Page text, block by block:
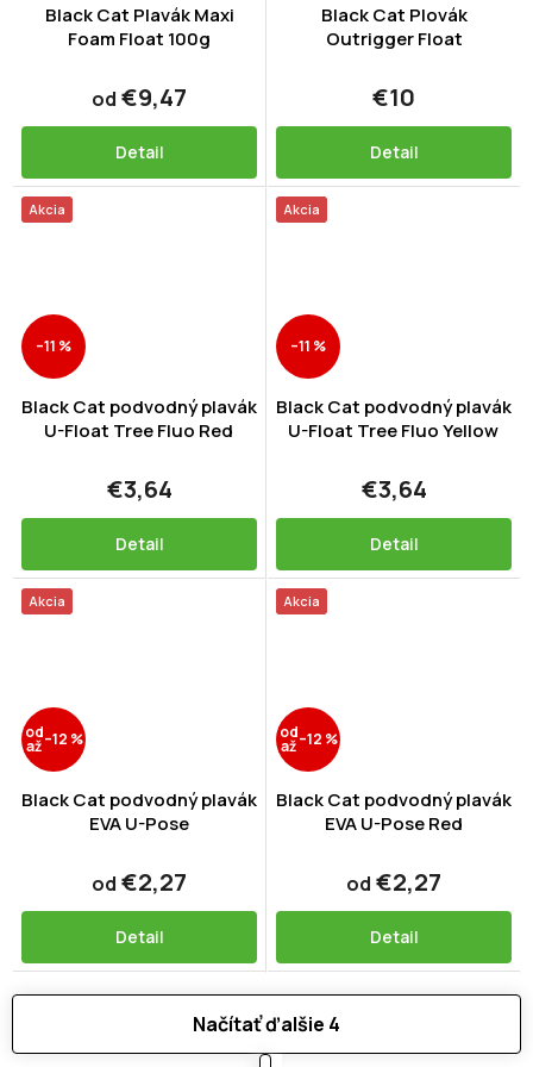
Black Cat Plavák Maxi
Foam Float 100g
od €9,47
Detail
Black Cat Plovák
Outrigger Float
€10
Detail
Akcia
–11 %
Black Cat podvodný plavák
U-Float Tree Fluo Red
€3,64
Detail
Akcia
–11 %
Black Cat podvodný plavák
U-Float Tree Fluo Yellow
€3,64
Detail
Akcia
od
až–12 %
Black Cat podvodný plavák
EVA U-Pose
od €2,27
Detail
Akcia
od
až–12 %
Black Cat podvodný plavák
EVA U-Pose Red
od €2,27
Detail
Načítať ďalšie 4